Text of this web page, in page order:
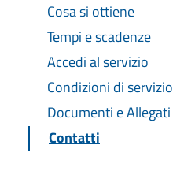
Cosa si ottiene
Tempi e scadenze
Accedi al servizio
Condizioni di servizio
Documenti e Allegati
Contatti